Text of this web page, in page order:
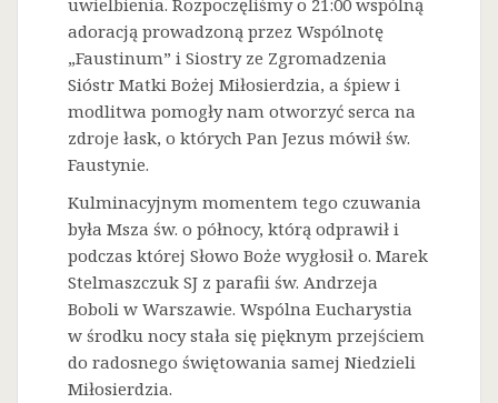
uwielbienia. Rozpoczęliśmy o 21:00 wspólną
adoracją prowadzoną przez Wspólnotę
„Faustinum” i Siostry ze Zgromadzenia
Sióstr Matki Bożej Miłosierdzia, a śpiew i
modlitwa pomogły nam otworzyć serca na
zdroje łask, o których Pan Jezus mówił św.
Faustynie.
Kulminacyjnym momentem tego czuwania
była Msza św. o północy, którą odprawił i
podczas której Słowo Boże wygłosił o. Marek
Stelmaszczuk SJ z parafii św. Andrzeja
Boboli w Warszawie. Wspólna Eucharystia
w środku nocy stała się pięknym przejściem
do radosnego świętowania samej Niedzieli
Miłosierdzia.